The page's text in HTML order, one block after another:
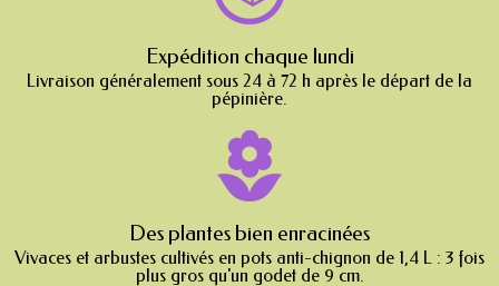
Expédition chaque lundi
Livraison généralement sous 24 à 72 h après le départ de la
pépinière.
Des plantes bien enracinées
Vivaces et arbustes cultivés en pots anti-chignon de 1,4 L : 3 fois
plus gros qu'un godet de 9 cm.